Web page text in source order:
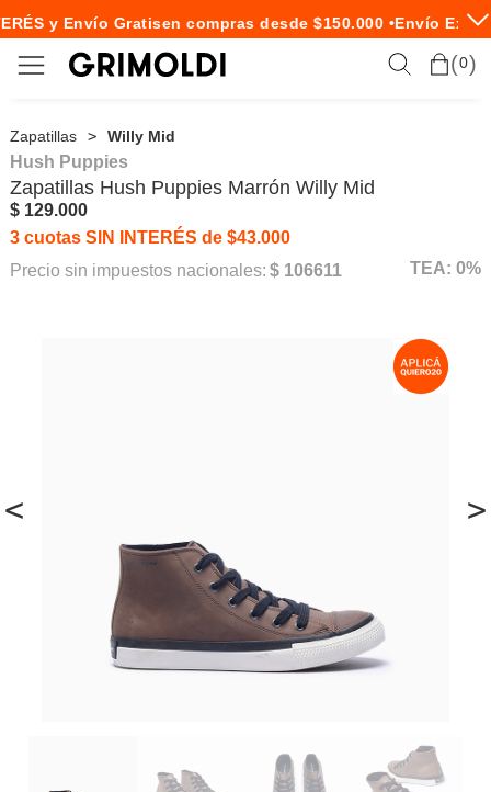
y Envío Gratisen compras desde $150.000 •Envío
0
Zapatillas Willy Mid
< >
Hush Puppies
Zapatillas Hush Puppies Marrón Willy Mid
$ 129.000
3 cuotas SIN INTERÉS de $43.000
Precio sin impuestos nacionales: $ 106611 TEA: 0%